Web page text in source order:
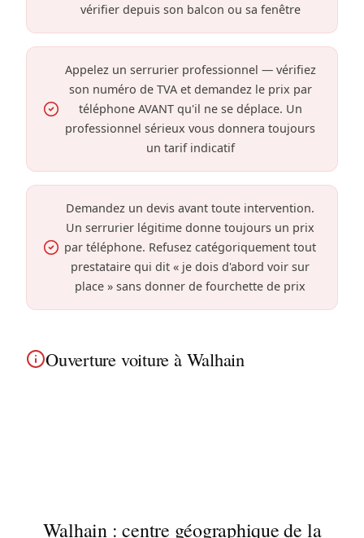
vérifier depuis son balcon ou sa fenêtre
Appelez un serrurier professionnel — vérifiez
son numéro de TVA et demandez le prix par
téléphone AVANT qu'il ne se déplace. Un
professionnel sérieux vous donnera toujours
un tarif indicatif
Demandez un devis avant toute intervention.
Un serrurier légitime donne toujours un prix
par téléphone. Refusez catégoriquement tout
prestataire qui dit « je dois d'abord voir sur
place » sans donner de fourchette de prix
Ouverture voiture à Walhain
Walhain : centre géographique de la